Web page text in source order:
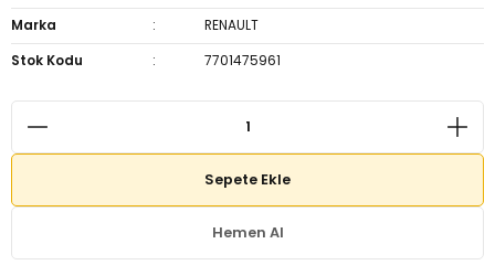
Marka
RENAULT
Stok Kodu
7701475961
Sepete Ekle
Hemen Al